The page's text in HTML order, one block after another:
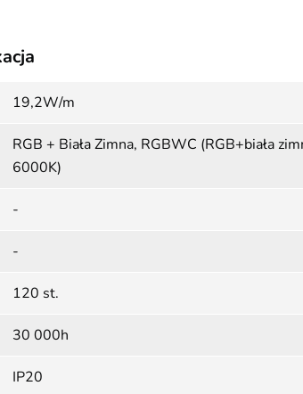
19,2W/m
RGB + Biała Zimna, RGBWC (RGB+biała
6000K)
-
-
120 st.
30 000h
IP20